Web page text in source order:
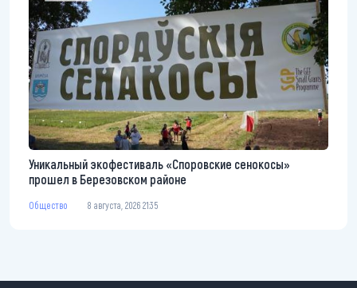
Уникальный экофестиваль «Споровские сенокосы»
прошел в Березовском районе
Общество 8 августа, 2026 21:35